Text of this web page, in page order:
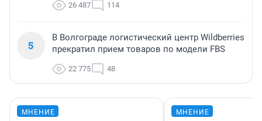
26 487 114
5
В Волгограде логистический центр Wildberries
прекратил прием товаров по модели FBS
22 775 48
МНЕНИЕ МНЕНИЕ